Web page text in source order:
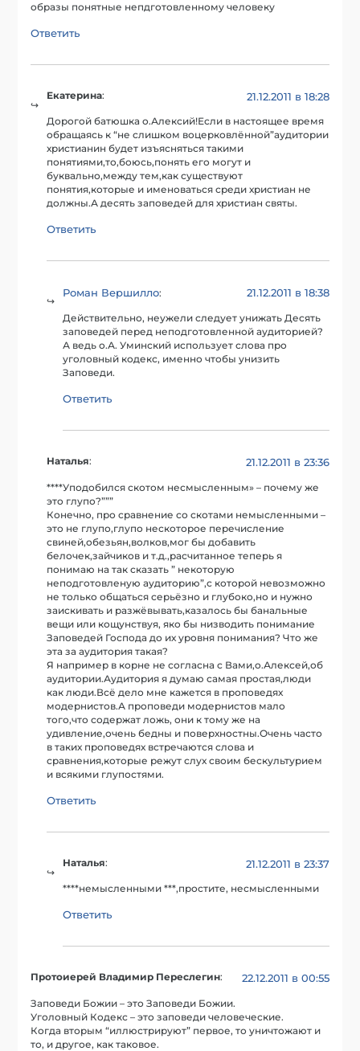
образы понятные непдготовленному человеку
Ответить
Екатерина: 21.12.2011 в 18:28
Дорогой батюшка о.Алексий!Если в настоящее время
обращаясь к “не слишком воцерковлённой”аудитории
христианин будет изъясняться такими
понятиями,то,боюсь,понять его могут и
буквально,между тем,как существуют
понятия,которые и именоваться среди христиан не
должны.А десять заповедей для христиан святы.
Ответить
Роман Вершилло: 21.12.2011 в 18:38
Действительно, неужели следует унижать Десять
заповедей перед неподготовленной аудиторией?
А ведь о.А. Уминский использует слова про
уголовный кодекс, именно чтобы унизить
Заповеди.
Ответить
Наталья: 21.12.2011 в 23:36
****Уподобился скотом несмысленным» – почему же
это глупо?”””
Конечно, про сравнение со скотами немысленными –
это не глупо,глупо нескоторое перечисление
свиней,обезьян,волков,мог бы добавить
белочек,зайчиков и т.д.,расчитанное теперь я
понимаю на так сказать ” некоторую
неподготовленую аудиторию”,с которой невозможно
не только общаться серьёзно и глубоко,но и нужно
заискивать и разжёвывать,казалось бы банальные
вещи или кощунствуя, яко бы низводить понимание
Заповедей Господа до их уровня понимания? Что же
эта за аудитория такая?
Я например в корне не согласна с Вами,о.Алексей,об
аудитории.Аудитория я думаю самая простая,люди
как люди.Всё дело мне кажется в проповедях
модернистов.А проповеди модернистов мало
того,что содержат ложь, они к тому же на
удивление,очень бедны и поверхностны.Очень часто
в таких проповедях встречаются слова и
сравнения,которые режут слух своим бескультурием
и всякими глупостями.
Ответить
Наталья: 21.12.2011 в 23:37
****немысленными ***,простите, несмысленными
Ответить
Протоиерей Владимир Переслегин: 22.12.2011 в 00:55
Заповеди Божии – это Заповеди Божии.
Уголовный Кодекс – это заповеди человеческие.
Когда вторым “иллюстрируют” первое, то уничтожают и
то, и другое, как таковое.